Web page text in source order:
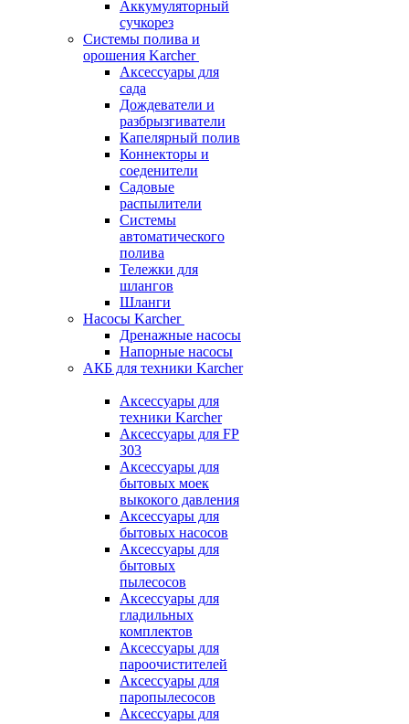
Аккумуляторный
сучкорез
Системы полива и
орошения Karcher
Аксессуары для
сада
Дождеватели и
разбрызгиватели
Капелярный полив
Коннекторы и
соеденители
Садовые
распылители
Системы
автоматического
полива
Тележки для
шлангов
Шланги
Насосы Karcher
Дренажные насосы
Напорные насосы
АКБ для техники Karcher
Аксессуары для
техники Karcher
Аксессуары для FP
303
Аксессуары для
бытовых моек
выкокого давления
Аксессуары для
бытовых насосов
Аксессуары для
бытовых
пылесосов
Аксессуары для
гладильных
комплектов
Аксессуары для
пароочистителей
Аксессуары для
паропылесосов
Аксессуары для